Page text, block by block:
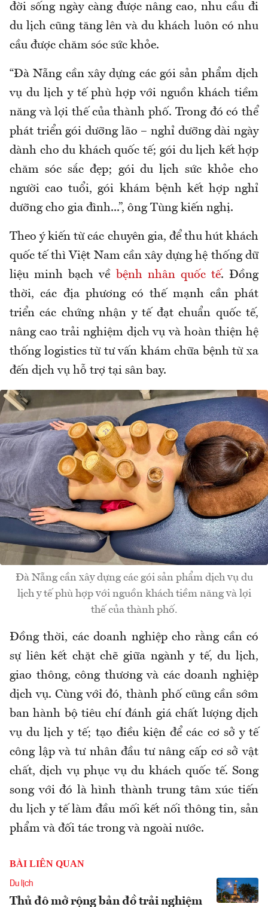
đời sống ngày càng được nâng cao, nhu cầu đi
du lịch cũng tăng lên và du khách luôn có nhu
cầu được chăm sóc sức khỏe.
“Đà Nẵng cần xây dựng các gói sản phẩm dịch
vụ du lịch y tế phù hợp với nguồn khách tiềm
năng và lợi thế của thành phố. Trong đó có thể
phát triển gói dưỡng lão – nghỉ dưỡng dài ngày
dành cho du khách quốc tế; gói du lịch kết hợp
chăm sóc sắc đẹp; gói du lịch sức khỏe cho
người cao tuổi, gói khám bệnh kết hợp nghỉ
dưỡng cho gia đình...”, ông Tùng kiến nghị.
Theo ý kiến từ các chuyên gia, để thu hút khách
quốc tế thì Việt Nam cần xây dựng hệ thống dữ
liệu minh bạch về bệnh nhân quốc tế. Đồng
thời, các địa phương có thế mạnh cần phát
triển các chứng nhận y tế đạt chuẩn quốc tế,
nâng cao trải nghiệm dịch vụ và hoàn thiện hệ
thống logistics từ tư vấn khám chữa bệnh từ xa
đến dịch vụ hỗ trợ tại sân bay.
Đà Nẵng cần xây dựng các gói sản phẩm dịch vụ du
lịch y tế phù hợp với nguồn khách tiềm năng và lợi
thế của thành phố.
Đồng thời, các doanh nghiệp cho rằng cần có
sự liên kết chặt chẽ giữa ngành y tế, du lịch,
giao thông, công thương và các doanh nghiệp
dịch vụ. Cùng với đó, thành phố cũng cần sớm
ban hành bộ tiêu chí đánh giá chất lượng dịch
vụ du lịch y tế; tạo điều kiện để các cơ sở y tế
công lập và tư nhân đầu tư nâng cấp cơ sở vật
chất, dịch vụ phục vụ du khách quốc tế. Song
song với đó là hình thành trung tâm xúc tiến
du lịch y tế làm đầu mối kết nối thông tin, sản
phẩm và đối tác trong và ngoài nước.
BÀI LIÊN QUAN
Du lịch
Thủ đô mở rộng bản đồ trải nghiệm